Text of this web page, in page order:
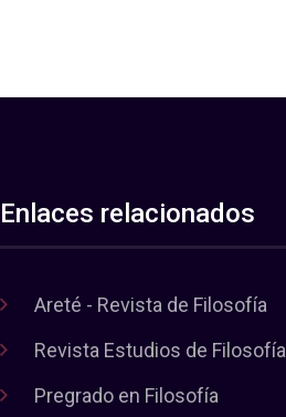
Enlaces relacionados
Areté - Revista de Filosofía
Revista Estudios de Filosofía
Pregrado en Filosofía